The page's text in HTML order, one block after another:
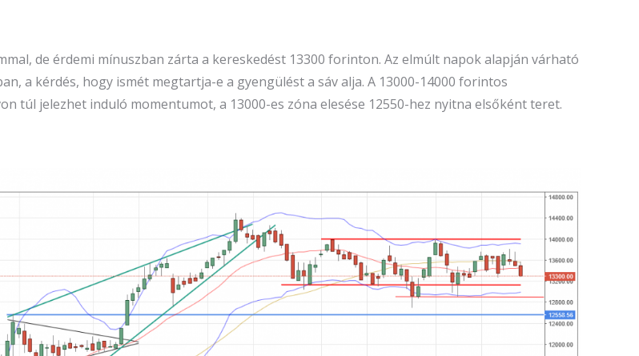
de érdemi mínuszban zárta a kereskedést 13300 forinton. Az elmúlt napok alapján várható
a kérdés, hogy ismét megtartja-e a gyengülést a sáv alja. A 13000-14000 forintos
túl jelezhet induló momentumot, a 13000-es zóna elesése 12550-hez nyitna elsőként teret.